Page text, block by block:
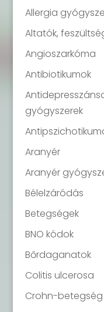
Allergia
Altatók,
Angioszarkóma
Antibiotikumok
gyógyszerek
Aranyér
Aranyér
Bélelzáródás
Betegségek
BNO kódok
Bőrdaganatok
Colitis ulcerosa
Crohn-betegség